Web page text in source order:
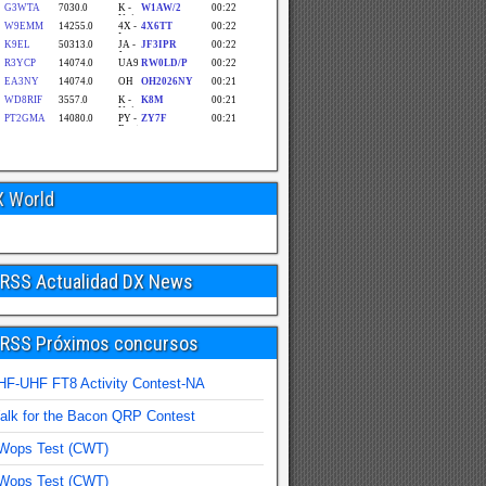
World
Actualidad DX News
Próximos concursos
UHF FT8 Activity Contest-NA
for the Bacon QRP Contest
Test (CWT)
Test (CWT)